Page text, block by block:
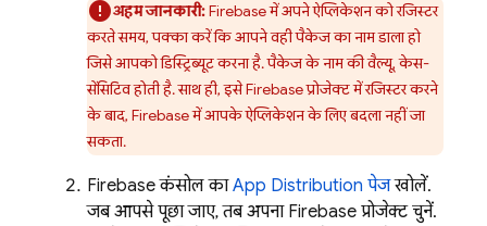
अहम जानकारी:Firebase में अपने ऐप्लिकेशन को रजिस्टर
करते समय, पक्का करें कि आपने वही पैकेज का नाम डाला हो
जिसे आपको डिस्ट्रिब्यूट करना है. पैकेज के नाम की वैल्यू, केस-
सेंसिटिव होती है. साथ ही, इसे Firebase प्रोजेक्ट में रजिस्टर करने
के बाद, Firebase में आपके ऐप्लिकेशन के लिए बदला नहीं जा
सकता.
Firebaseकंसोल काApp Distribution पेजखोलें.
जब आपसे पूछा जाए, तब अपना Firebase प्रोजेक्ट चुनें.